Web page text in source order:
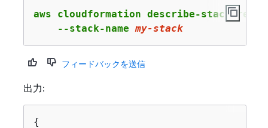
aws cloudformation describe-stack-
    --stack-name
my-stack
フィードバックを送信
出力:
{